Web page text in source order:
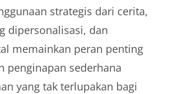
strategis dari cerita,
dipersonalisasi, dan
memainkan peran penting
penginapan sederhana
yang tak terlupakan bagi